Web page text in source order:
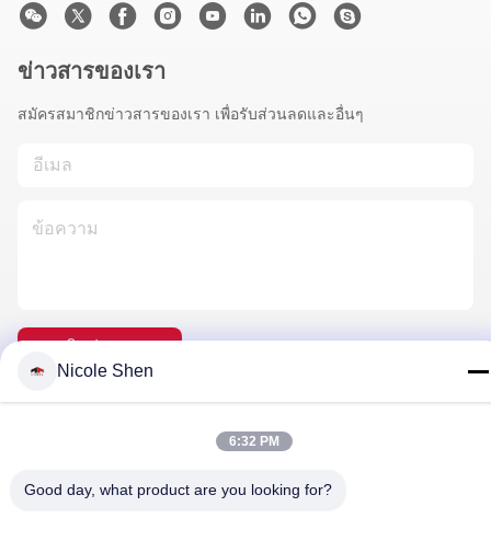
ข่าวสารของเรา
สมัครสมาชิกข่าวสารของเรา เพื่อรับส่วนลดและอื่นๆ
ติดต่อเรา
|แผนผังเว็บไซต์
Technology Co., Ltd. ทั้งหมด สิทธิพิเศษ
Nicole Shen
6:32 PM
Good day, what product are you looking for?